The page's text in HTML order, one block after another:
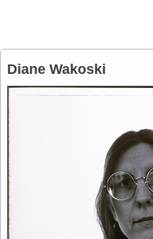
Diane Wakoski